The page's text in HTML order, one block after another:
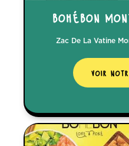
bohébon
Zac De La Vatine
voir